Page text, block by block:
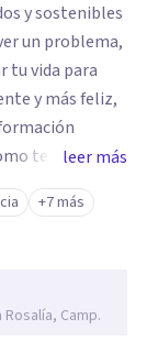
y sostenibles
un problema,
tu vida para
y más feliz,
terapeuta
26 años y
darte
de tu proceso
leer más
+7 más
Camp.